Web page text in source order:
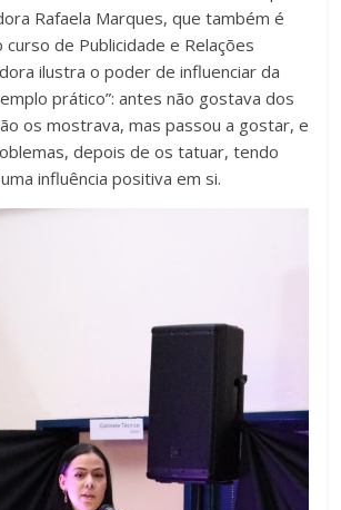
Rafaela Marques, que também é
curso de Publicidade e Relações
ilustra o poder de influenciar da
prático”: antes não gostava dos
os mostrava, mas passou a gostar, e
depois de os tatuar, tendo
influência positiva em si.